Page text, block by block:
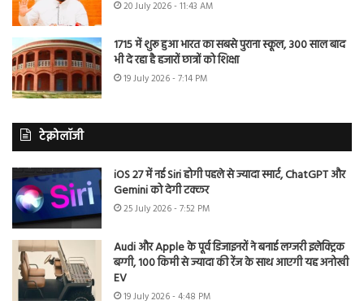
20 July 2026 - 11:43 AM
1715 में शुरू हुआ भारत का सबसे पुराना स्कूल, 300 साल बाद
भी दे रहा है हजारों छात्रों को शिक्षा
19 July 2026 - 7:14 PM
टेक्नोलॉजी
iOS 27 में नई Siri होगी पहले से ज्यादा स्मार्ट, ChatGPT और
Gemini को देगी टक्कर
25 July 2026 - 7:52 PM
Audi और Apple के पूर्व डिजाइनरों ने बनाई लग्जरी इलेक्ट्रिक
बग्गी, 100 किमी से ज्यादा की रेंज के साथ आएगी यह अनोखी
EV
19 July 2026 - 4:48 PM